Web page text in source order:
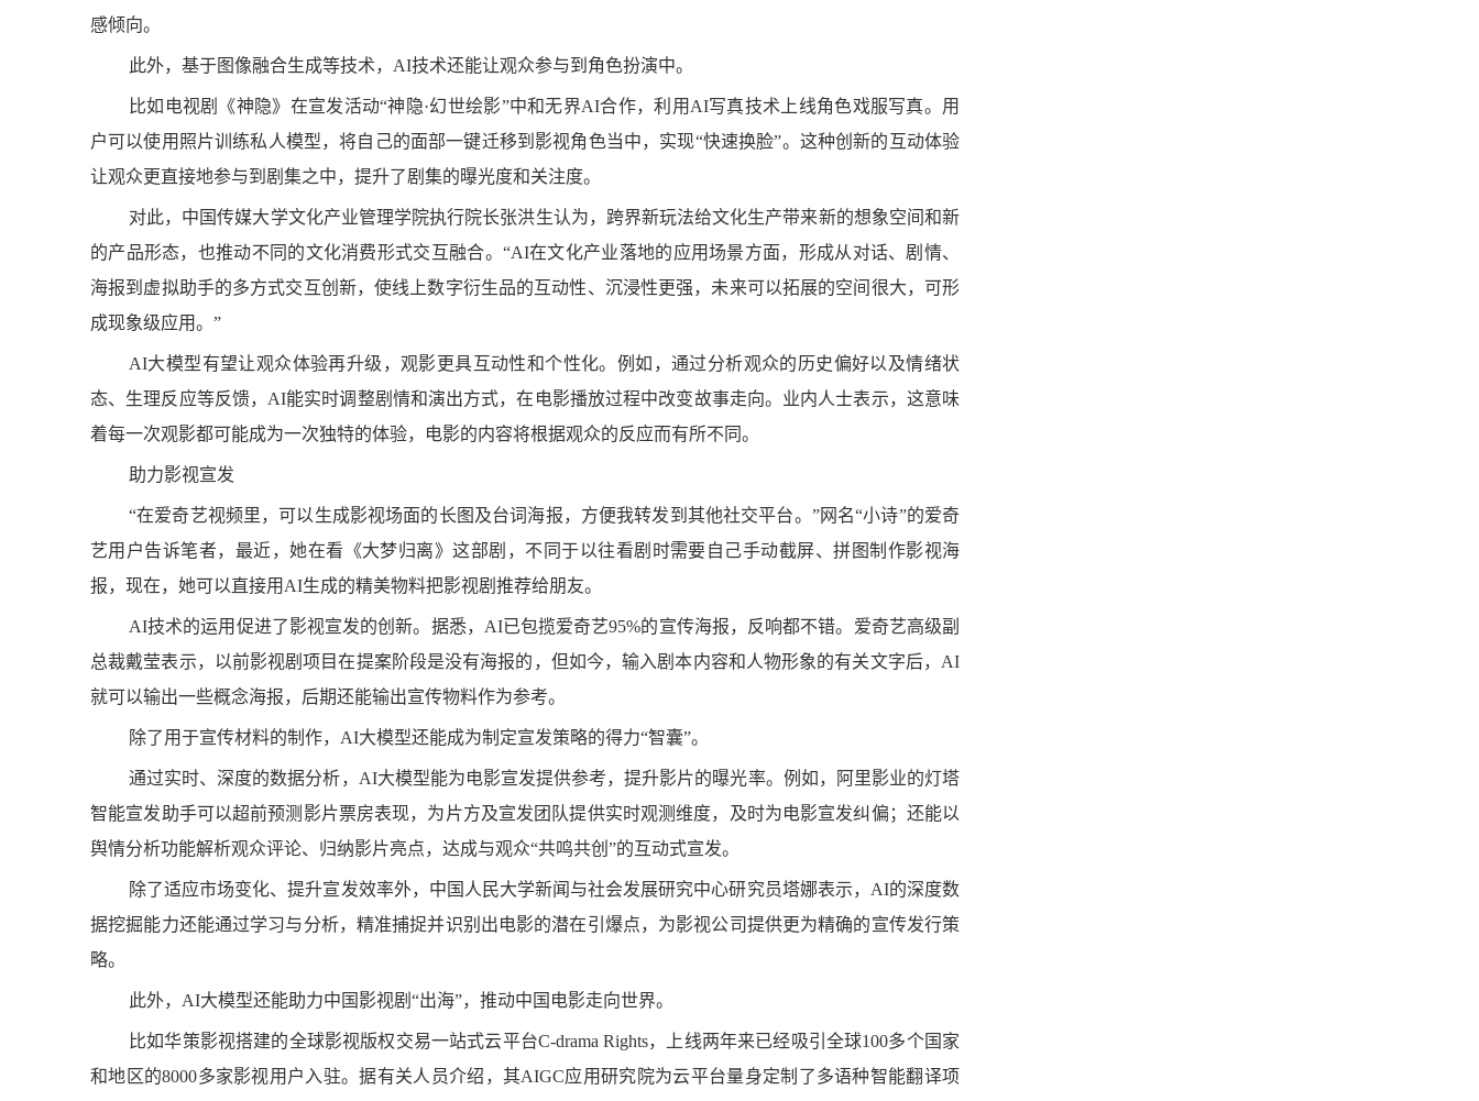
感倾向。
此外，基于图像融合生成等技术，AI技术还能让观众参与到角色扮演中。
比如电视剧《神隐》在宣发活动“神隐·幻世绘影”中和无界AI合作，利用AI写真技术上线角色戏服写真。用
户可以使用照片训练私人模型，将自己的面部一键迁移到影视角色当中，实现“快速换脸”。这种创新的互动体验
让观众更直接地参与到剧集之中，提升了剧集的曝光度和关注度。
对此，中国传媒大学文化产业管理学院执行院长张洪生认为，跨界新玩法给文化生产带来新的想象空间和新
的产品形态，也推动不同的文化消费形式交互融合。“AI在文化产业落地的应用场景方面，形成从对话、剧情、
海报到虚拟助手的多方式交互创新，使线上数字衍生品的互动性、沉浸性更强，未来可以拓展的空间很大，可形
成现象级应用。”
AI大模型有望让观众体验再升级，观影更具互动性和个性化。例如，通过分析观众的历史偏好以及情绪状
态、生理反应等反馈，AI能实时调整剧情和演出方式，在电影播放过程中改变故事走向。业内人士表示，这意味
着每一次观影都可能成为一次独特的体验，电影的内容将根据观众的反应而有所不同。
助力影视宣发
“在爱奇艺视频里，可以生成影视场面的长图及台词海报，方便我转发到其他社交平台。”网名“小诗”的爱奇
艺用户告诉笔者，最近，她在看《大梦归离》这部剧，不同于以往看剧时需要自己手动截屏、拼图制作影视海
报，现在，她可以直接用AI生成的精美物料把影视剧推荐给朋友。
AI技术的运用促进了影视宣发的创新。据悉，AI已包揽爱奇艺95%的宣传海报，反响都不错。爱奇艺高级副
总裁戴莹表示，以前影视剧项目在提案阶段是没有海报的，但如今，输入剧本内容和人物形象的有关文字后，AI
就可以输出一些概念海报，后期还能输出宣传物料作为参考。
除了用于宣传材料的制作，AI大模型还能成为制定宣发策略的得力“智囊”。
通过实时、深度的数据分析，AI大模型能为电影宣发提供参考，提升影片的曝光率。例如，阿里影业的灯塔
智能宣发助手可以超前预测影片票房表现，为片方及宣发团队提供实时观测维度，及时为电影宣发纠偏；还能以
舆情分析功能解析观众评论、归纳影片亮点，达成与观众“共鸣共创”的互动式宣发。
除了适应市场变化、提升宣发效率外，中国人民大学新闻与社会发展研究中心研究员塔娜表示，AI的深度数
据挖掘能力还能通过学习与分析，精准捕捉并识别出电影的潜在引爆点，为影视公司提供更为精确的宣传发行策
略。
此外，AI大模型还能助力中国影视剧“出海”，推动中国电影走向世界。
比如华策影视搭建的全球影视版权交易一站式云平台C-drama Rights，上线两年来已经吸引全球100多个国家
和地区的8000多家影视用户入驻。据有关人员介绍，其AIGC应用研究院为云平台量身定制了多语种智能翻译项